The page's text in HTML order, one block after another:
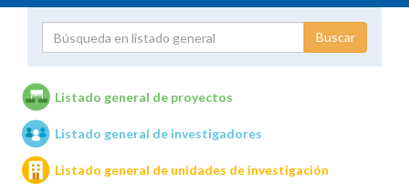
Unidades de investigación
Listado general de proyectos
Listado general de investigadores
Listado general de unidades de investigación